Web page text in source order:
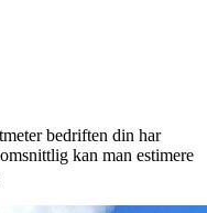
bedriften din har
kan man estimere